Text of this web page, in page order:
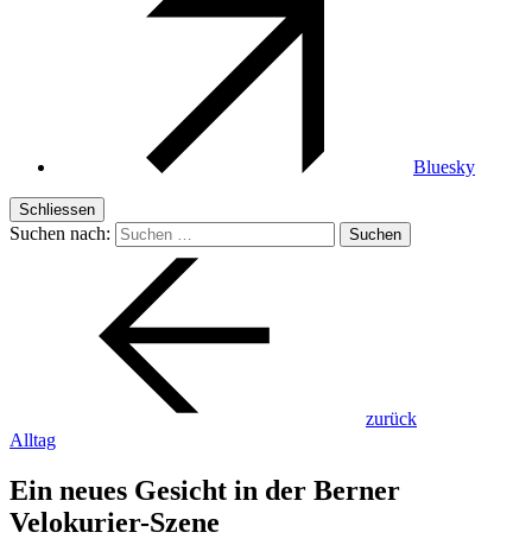
Bluesky
Schliessen
Suchen nach:
zurück
Alltag
Ein neues Gesicht in der Berner
Velokurier-Szene